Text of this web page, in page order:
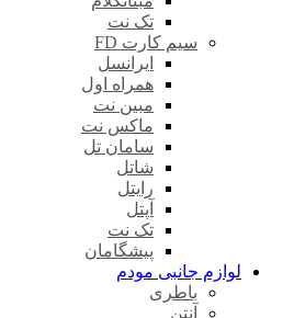
تک نت
سیم کارت FD
ایرانسل
همراه اول
مبین نت
ماکس نت
سامان تل
شاتل
رایتل
آپتل
تک نت
پیشگامان
لوازم جانبی مودم
باطری
آنتن